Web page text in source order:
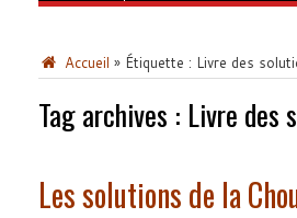
Accueil » Étiquette : Livre des
Tag archives : Livre des
Les solutions de la